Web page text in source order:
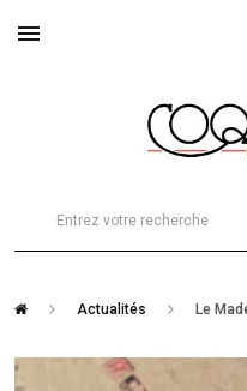
Actualités Le